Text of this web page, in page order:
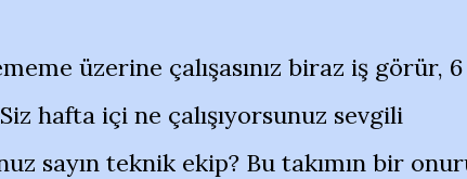
üzerine çalışasınız biraz iş görür, 6
hafta içi ne çalışıyorsunuz sevgili
sayın teknik ekip? Bu takımın bir